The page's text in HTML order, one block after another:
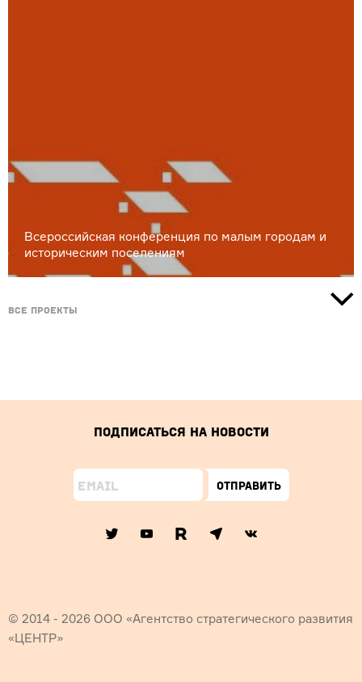
Всероссийская конференция по малым городам и
историческим поселениям
Все проекты
Подписаться на новости
Отправить
© 2014 - 2026 ООО «Агентство стратегического развития
«ЦЕНТР»